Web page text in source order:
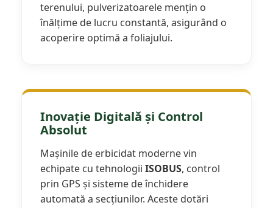
Utilaje usturoi
Înfoliatoare Baloţi
terenului, pulverizatoarele mențin o
înălțime de lucru constantă, asigurând o
acoperire optimă a foliajului.
Inovație Digitală și Control
Absolut
Mașinile de erbicidat moderne vin
echipate cu tehnologii ISOBUS, control
prin GPS și sisteme de închidere
automată a secțiunilor. Aceste dotări